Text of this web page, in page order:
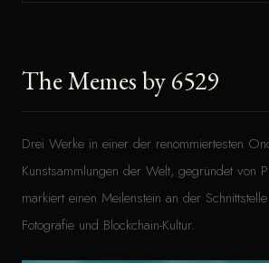
The Memes by 6529
Drei Werke in einer der renommiertesten
Kunstsammlungen der Welt, gegründet von
markiert einen Meilenstein an der
Fotografie und Blockchain-Kultur.